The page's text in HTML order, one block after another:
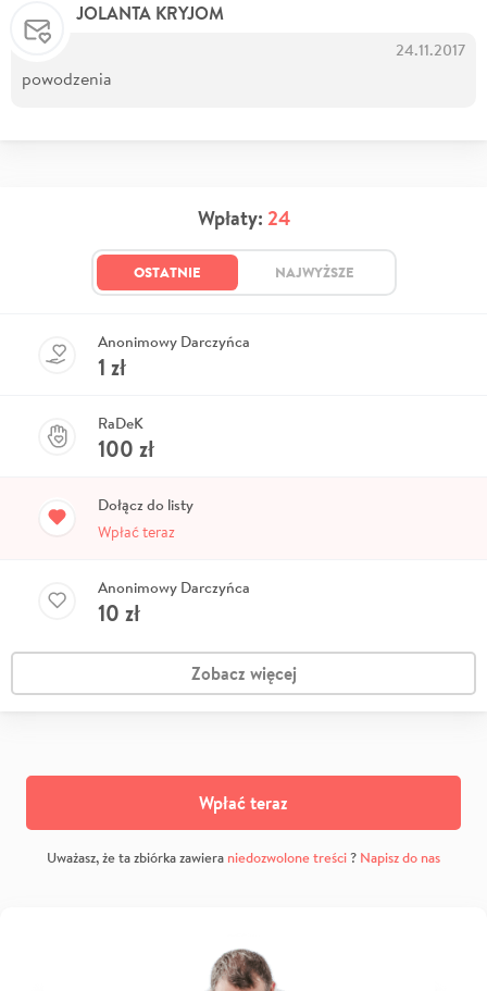
JOLANTA KRYJOM
24.11.2017
powodzenia
Wpłaty: 24
OSTATNIE NAJWYŻSZE
Anonimowy Darczyńca
1 zł
RaDeK
100 zł
Dołącz do listy
Wpłać teraz
Anonimowy Darczyńca
10 zł
Zobacz więcej
Wpłać teraz
Uważasz, że ta zbiórka zawiera niedozwolone treści? Napisz do nas